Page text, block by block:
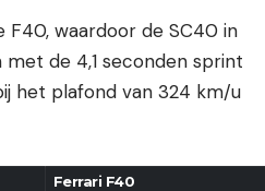
F40, waardoor de SC40 in
de 4,1 seconden sprint
het plafond van 324 km/u
Ferrari F40